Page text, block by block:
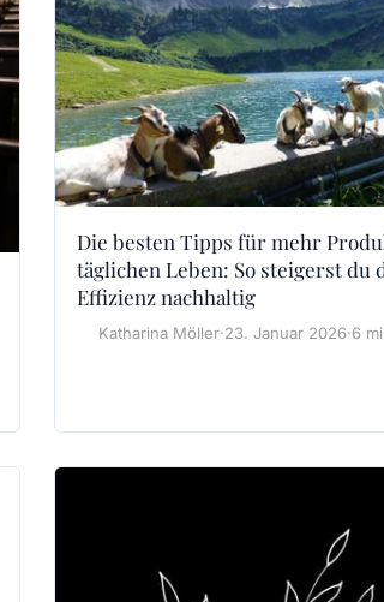
Die besten Tipps für mehr
täglichen Leben: So steigerst du
Effizienz nachhaltig
Katharina Möller·23. Januar 2026·6